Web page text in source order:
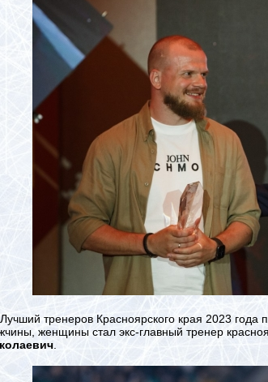
тренеров Красноярского края 2023 года
женщины стал экс-главный тренер